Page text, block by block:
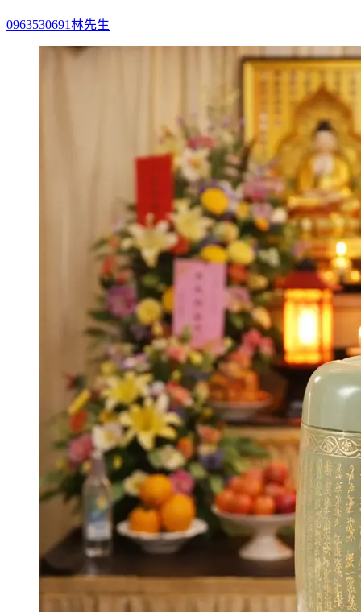
0963530691林先生